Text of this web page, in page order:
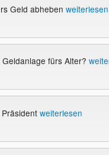
Geld abheben weiterlesen
fürs Alter?
weiterlesen